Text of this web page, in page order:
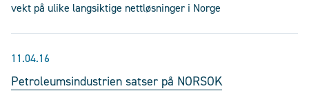
vekt på ulike langsiktige nettløsninger i Norge
11.04.16
Petroleumsindustrien satser på NORSOK